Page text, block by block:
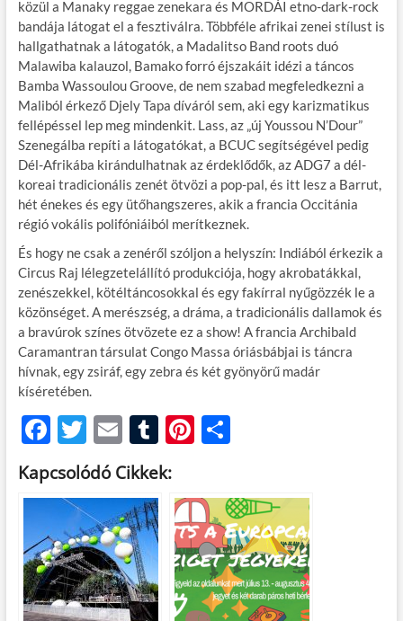
közül a Manaky reggae zenekara és MORDÁI etno-dark-rock
bandája látogat el a fesztiválra. Többféle afrikai zenei stílust is
hallgathatnak a látogatók, a Madalitso Band roots duó
Malawiba kalauzol, Bamako forró éjszakáit idézi a táncos
Bamba Wassoulou Groove, de nem szabad megfeledkezni a
Maliból érkező Djely Tapa díváról sem, aki egy karizmatikus
fellépéssel lep meg mindenkit. Lass, az „új Youssou N’Dour”
Szenegálba repíti a látogatókat, a BCUC segítségével pedig
Dél-Afrikába kirándulhatnak az érdeklődők, az ADG7 a dél-
koreai tradicionális zenét ötvözi a pop-pal, és itt lesz a Barrut,
hét énekes és egy ütőhangszeres, akik a francia Occitánia
régió vokális polifóniáiból merítkeznek.
És hogy ne csak a zenéről szóljon a helyszín: Indiából érkezik a
Circus Raj lélegzetelállító produkciója, hogy akrobatákkal,
zenészekkel, kötéltáncosokkal és egy fakírral nyűgözzék le a
közönséget. A merészség, a dráma, a tradicionális dallamok és
a bravúrok színes ötvözete ez a show! A francia Archibald
Caramantran társulat Congo Massa óriásbábjai is táncra
hívnak, egy zsiráf, egy zebra és két gyönyörű madár
kíséretében.
F
ac
e
b
o
o
k
T
w
itt
er
E
m
ail
T
u
m
bl
r
Pi
es
t
O
m
e
g
Kapcsolódó Cikkek: